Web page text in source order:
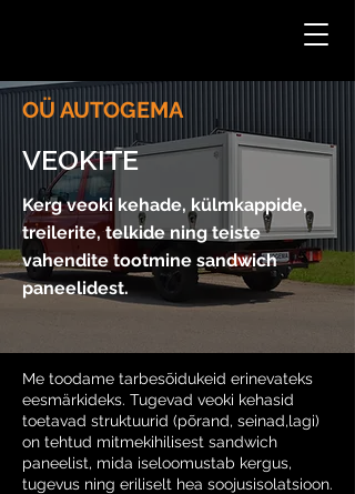
OÜ AUTOGEMA
VEOKITE
Kerg veoki kehade, külmkappide,
treilerite, telkide ning teiste
vahendite tootmine sandwich
paneelidest.
Me toodame tarbesõidukeid erinevateks
eesmärkideks. Tugevad veoki kehasid
toetavad struktuurid (põrand, seinad,lagi)
on tehtud mitmekihilisest sandwich
paneelist, mida iseloomustab kergus,
tugevus ning eriliselt hea soojusisolatsioon.